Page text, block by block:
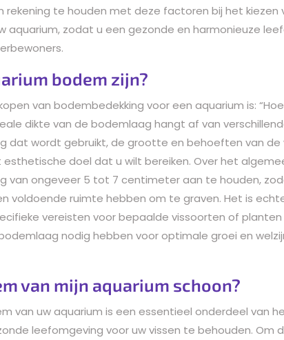
rekening te houden met deze factoren bij het kiezen
aquarium, zodat u een gezonde en harmonieuze
bodem zijn?
van bodembedekking voor een aquarium is:
dikte van de bodemlaag hangt af van
dat wordt gebruikt, de grootte en behoeften van de
doel dat u wilt bereiken. Over het
van ongeveer 5 tot 7 centimeter aan te houden,
voldoende ruimte hebben om te graven. Het is
vereisten voor bepaalde vissoorten of planten
nodig hebben voor optimale groei en
van mijn aquarium schoon?
van uw aquarium is een essentieel onderdeel van
leefomgeving voor uw vissen te behouden. Om